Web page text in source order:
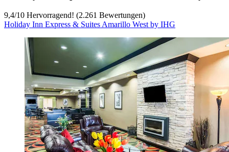
9,4/10 Hervorragend! (2.261 Bewertungen)
Holiday Inn Express & Suites Amarillo West by IHG